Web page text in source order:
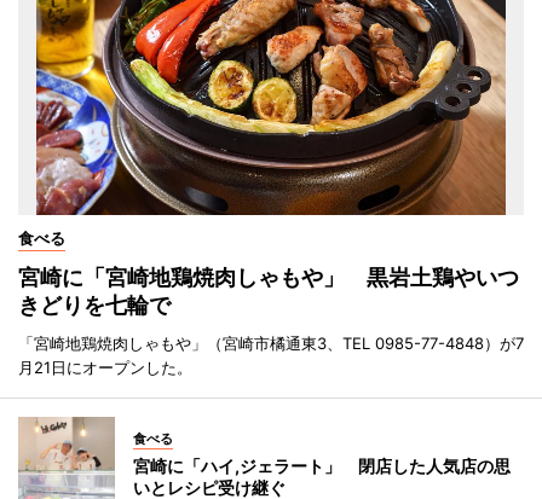
食べる
宮崎に「宮崎地鶏焼肉しゃもや」 黒岩土鶏やいつ
きどりを七輪で
「宮崎地鶏焼肉しゃもや」（宮崎市橘通東3、TEL 0985-77-4848）が7
月21日にオープンした。
食べる
宮崎に「ハイ,ジェラート」 閉店した人気店の思
いとレシピ受け継ぐ